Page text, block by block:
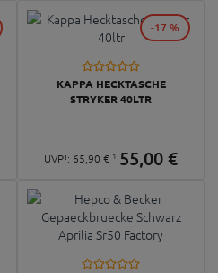
KAPPA HECKTASCHE
STRYKER 40LTR
UVP¹: 65, 90 € 1 55,00€
-17 %